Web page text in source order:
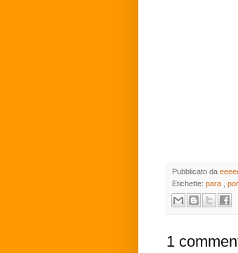
Pubblicato da
Etichette: para por
1